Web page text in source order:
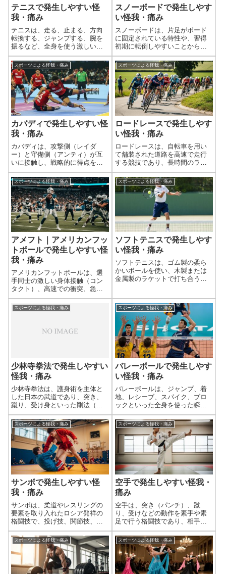
テニスで発生しやすい怪
我・痛み
テニスは、走る、止まる、方向
転換する、ジャンプする、腕を
振るなど、全身を使う激しいス
ポーツです。これらの動作が繰
り返されることで、特定の部位
に負担がかかりやすく、様々な
外傷や怪我が発生します。特
に、肩、肘、手首などの上半身
や、膝、足首などの...
スノーボードで発生しやす
い怪我・痛み
スノーボードは、片足がボード
に固定されている特性や、習得
初期に転倒しやすいことから、
スキーとは異なる、あるいはよ
り頻繁に発生する怪我の傾向が
あります。特に手首の骨折、肩
の脱臼、そして頭部の打撲がス
ノーボーダーに多い怪我として
知られています。...
スポーツによる怪我・痛み
カバディで発生しやすい怪
我・痛み
カバディは、攻撃側（レイダ
ー）と守備側（アンティ）が互
いに接触し、戦略的に得点を奪
い合う激しいコンタクトスポー
ツです。走る、跳ぶ、急停止、
方向転換、タックル、ホールド
（捕獲）、引きずり合いといっ
た、瞬間的な加速と減速、強力
な身体接触が連続し...
スポーツによる怪我・痛み
ロードレースで発生しやす
い怪我・痛み
ロードレースは、自転車を用い
て舗装された道路を高速で走行
する競技であり、長時間のライ
ディングと高強度なペダリング
が特徴です。そのため、特定の
部位への繰り返し負荷によるオ
ーバーユース障害が非常に多く
見られます。また、集団走行や
高速走行に伴う落...
スポーツによる怪我・痛み
アメフト｜アメリカンフッ
トボールで発生しやすい怪
我・痛み
アメリカンフットボールは、選
手同士の激しい身体接触（コン
タクト）、高速での衝突、急激
な方向転換、高所からの着地な
ど、非常に多くの要素が絡み合
う激しいスポーツです。そのた
我の発生率が非常に高く、特に
スポーツによる怪我・痛み
ソフトテニスで発生しやす
い怪我・痛み
ソフトテニスは、ゴム製の柔ら
かいボールを使い、木製または
金属製のラケットで打ち合う球
トワーク、ジャンプ、そして繰
り返し行われるスイング動作が
特徴です。そのため、膝、足首
といった下肢の関...
スポーツによる怪我・痛み
少林寺拳法で発生しやすい
怪我・痛み
少林寺拳法は、護身術を主体と
した日本の武道であり、突き、
蹴り、受け身といった剛法（打
撃系）と、投げ技、関節技、固
め技といった柔法（組技系）を
組み合わせた総合的な修練を行
います。そのため、練習内容に
よっては打撃による衝撃や、関
節への無理な負荷...
スポーツによる怪我・痛み
バレーボールで発生しやす
い怪我・痛み
バレーボールは、ジャンプ、着
地、レシーブ、スパイク、ブロ
ックといった全身を使った瞬発
的な動作が多いスポーツです。
これらの繰り返しや、急激な動
き、相手との接触によって、
様々な外傷や怪我が発生しやす
い特性があります。特に、ジャ
ンプや着地による下...
スポーツによる怪我・痛み
サンボで発生しやすい怪
我・痛み
サンボは、柔道やレスリングの
要素を取り入れたロシア発祥の
格闘技で、投げ技、関節技、固
め技、そして一部の競技形式で
は打撃技も含まれる非常に実践
的で激しいコンタクトスポーツ
です。相手を制圧することを目
的とするため、選手間の直接的
なコンタクトや、...
スポーツによる怪我・痛み
空手で発生しやすい怪我・
痛み
空手は、突き（パンチ）、蹴
り、受けなどの動作を素手や素
足で行う格闘技であり、相手と
の組手（スパーリング）や形
（型）の練習を通じて、全身に
様々な外傷や怪我が発生しやす
いスポーツです。特に、手足の
指や関節、そして打撃による打
撲や骨折が特徴的です...
スポーツによる怪我・痛み スポーツによる怪我・痛み